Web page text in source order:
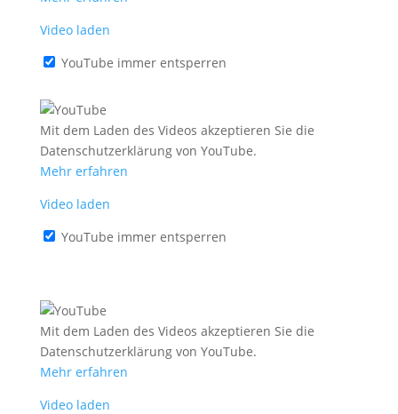
Video laden
YouTube immer entsperren
Mit dem Laden des Videos akzeptieren Sie die
Datenschutzerklärung von YouTube.
Mehr erfahren
Video laden
YouTube immer entsperren
Mit dem Laden des Videos akzeptieren Sie die
Datenschutzerklärung von YouTube.
Mehr erfahren
Video laden